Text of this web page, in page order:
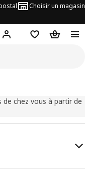
Choisir un magasin
Mon compteFavorisPanier
de chez vous à partir de